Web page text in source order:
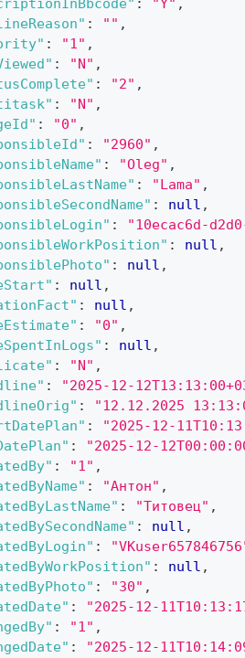
: "Y" ,
: "" ,
: "1" ,
: "N" ,
: "2" ,
: "N" ,
: "0" ,
: "2960" ,
: "Oleg" ,
: "Lama" ,
: null ,
: "10ecac6d-
: null ,
: null ,
: null ,
: null ,
: "0" ,
: null ,
: "N" ,
: "2025-12-
: "12.12.2025
: "2025-12-
: "2025-12-
: "1" ,
: "Антон" ,
: "Титовец" ,
: null ,
:
: null ,
: "30" ,
: "2025-12-
: "1" ,
: "2025-12-